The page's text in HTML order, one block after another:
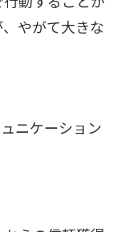
やがて大きな
ニケーション